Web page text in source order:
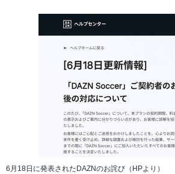
6月18日に発表されたDAZNのお詫び（HPより）